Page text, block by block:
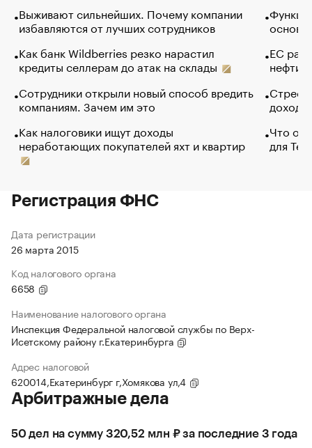
Выживают сильнейших. Почему компании
избавляются от лучших сотрудников
Как банк Wildberries резко нарастил
кредиты селлерам до атак на склады
Сотрудники открыли новый способ вредить
компаниям. Зачем им это
Как налоговики ищут доходы
неработающих покупателей яхт и квартир
основ
ЕС
нефти
Что
для
Регистрация ФНС
Дата регистрации
26 марта 2015
Код налогового органа
6658
Наименование налогового органа
Инспекция Федеральной налоговой службы по Верх-
Исетскому району г.Екатеринбурга
Адрес налоговой
620014,Екатеринбург г,Хомякова ул,4
Арбитражные дела
50 дел на сумму 320,52 млн ₽ за последние 3 года